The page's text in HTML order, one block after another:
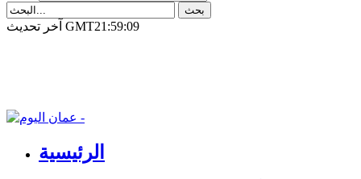
آخر تحديث GMT21:59:09
الرئيسية